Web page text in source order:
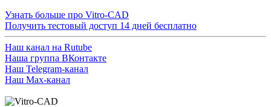
Узнать больше про Vitro-CAD
Получить тестовый доступ 14 дней бесплатно
Наш канал на Rutube
Наша группа ВКонтакте
Наш Telegram-канал
Наш Max-канал